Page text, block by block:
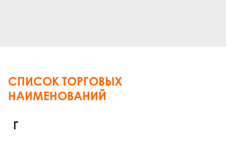
СПИСОК ТОРГОВЫХ
НАИМЕНОВАНИЙ
Г